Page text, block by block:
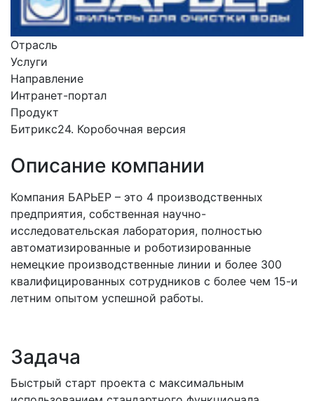
Описание компании
Компания БАРЬЕР – это 4 производственных
предприятия, собственная научно-
исследовательская лаборатория, полностью
автоматизированные и роботизированные
немецкие производственные линии и более 300
квалифицированных сотрудников с более чем 15-и
летним опытом успешной работы.
Задача
Быстрый старт проекта с максимальным
Отрасль
Услуги
Направление
Интранет-портал
Продукт
Битрикс24. Коробочная версия